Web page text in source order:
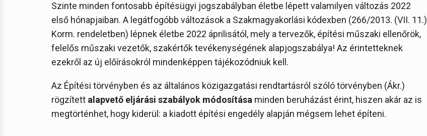
Szinte minden fontosabb építésügyi jogszabályban életbe lépett valamilyen változás 2022
első hónapjaiban. A legátfogóbb változások a Szakmagyakorlási kódexben (266/2013. (VII. 11.)
Korm. rendeletben) lépnek életbe 2022 áprilisától, mely a tervezők, építési műszaki ellenőrök,
felelős műszaki vezetők, szakértők tevékenységének alapjogszabálya! Az érintetteknek
ezekről az új előírásokról mindenképpen tájékozódniuk kell.
Az Építési törvényben és az általános közigazgatási rendtartásról szóló törvényben (Ákr.)
rögzített alapvető eljárási szabályok módosítása minden beruházást érint, hiszen akár az is
megtörténhet, hogy kiderül: a kiadott építési engedély alapján mégsem lehet építeni.